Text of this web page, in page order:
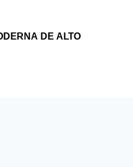
DE ALTO